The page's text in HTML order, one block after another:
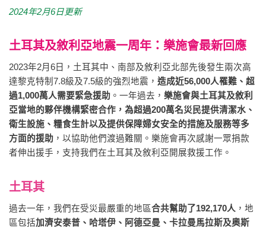
2024年2月6日更新
土耳其及敘利亞地震一周年：樂施會最新回應
2023年2月6日，土耳其中、南部及敘利亞北部先後發生兩次高
達黎克特制7.8級及7.5級的強烈地震， 造成近56,000人罹難、超
過1,000萬人需要緊急援助 。一年過去， 樂施會與土耳其及敘利
亞當地的夥伴機構緊密合作，為超過200萬名災民提供清潔水、
衛生設施、糧食生計以及提供保障婦女安全的措施及服務等多
方面的援助 ，以協助他們渡過難關。樂施會再次感謝一眾捐款
者伸出援手，支持我們在土耳其及敘利亞開展救援工作。
土耳其
過去一年，我們在受災最嚴重的地區合共幫助了192,170人 ，地
區包括加濟安泰普、哈塔伊、阿德亞曼、卡拉曼馬拉斯及奧斯